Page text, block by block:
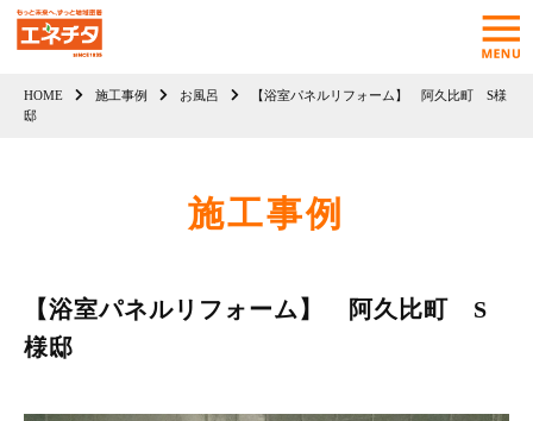
HOME 施工事例 お風呂
【浴室パネルリフォーム】 阿久比町 S様
邸
施工事例
【浴室パネルリフォーム】 阿久比町 S
様邸